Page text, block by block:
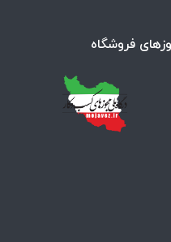
فروشگاه